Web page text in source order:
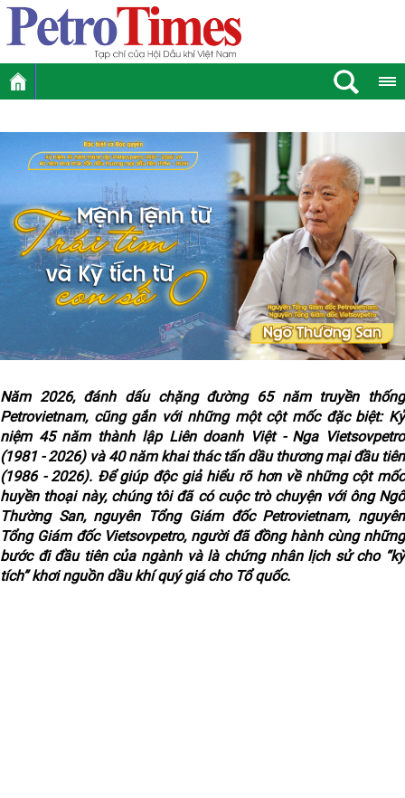
Năm 2026, đánh dấu chặng đường 65 năm truyền thống
Petrovietnam, cũng gắn với những một cột mốc đặc biệt: Kỷ
niệm 45 năm thành lập Liên doanh Việt - Nga Vietsovpetro
(1981 - 2026) và 40 năm khai thác tấn dầu thương mại đầu tiên
(1986 - 2026). Để giúp độc giả hiểu rõ hơn về những cột mốc
huyền thoại này, chúng tôi đã có cuộc trò chuyện với ông Ngô
Thường San, nguyên Tổng Giám đốc Petrovietnam, nguyên
Tổng Giám đốc Vietsovpetro, người đã đồng hành cùng những
bước đi đầu tiên của ngành và là chứng nhân lịch sử cho “kỳ
tích” khơi nguồn dầu khí quý giá cho Tổ quốc.